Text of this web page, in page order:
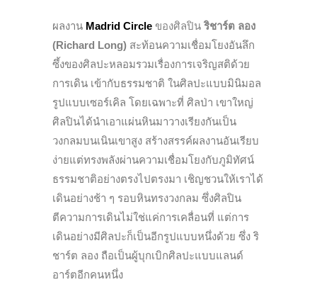
ผลงาน Madrid Circle ของศิลปิน ริชาร์ต ลอง
(Richard Long) สะท้อนความเชื่อมโยงอันลึก
ซึ้งของศิลปะหลอมรวมเรื่องการเจริญสติด้วย
การเดิน เข้ากับธรรมชาติ ในศิลปะแบบมินิมอล
รูปแบบเซอร์เคิล โดยเฉพาะที่ ศิลป่า เขาใหญ่
ศิลปินได้นำเอาแผ่นหินมาวางเรียงกันเป็น
วงกลมบนเนินเขาสูง สร้างสรรค์ผลงานอันเรียบ
ง่ายแต่ทรงพลังผ่านความเชื่อมโยงกับภูมิทัศน์
ธรรมชาติอย่างตรงไปตรงมา เชิญชวนให้เราได้
เดินอย่างช้า ๆ รอบหินทรงวงกลม ซึ่งศิลปิน
ตีความการเดินไม่ใช่แค่การเคลื่อนที่ แต่การ
เดินอย่างมีศิลปะก็เป็นอีกรูปแบบหนึ่งด้วย ซึ่ง ริ
ชาร์ต ลอง ถือเป็นผู้บุกเบิกศิลปะแบบแลนด์
อาร์ตอีกคนหนึ่ง